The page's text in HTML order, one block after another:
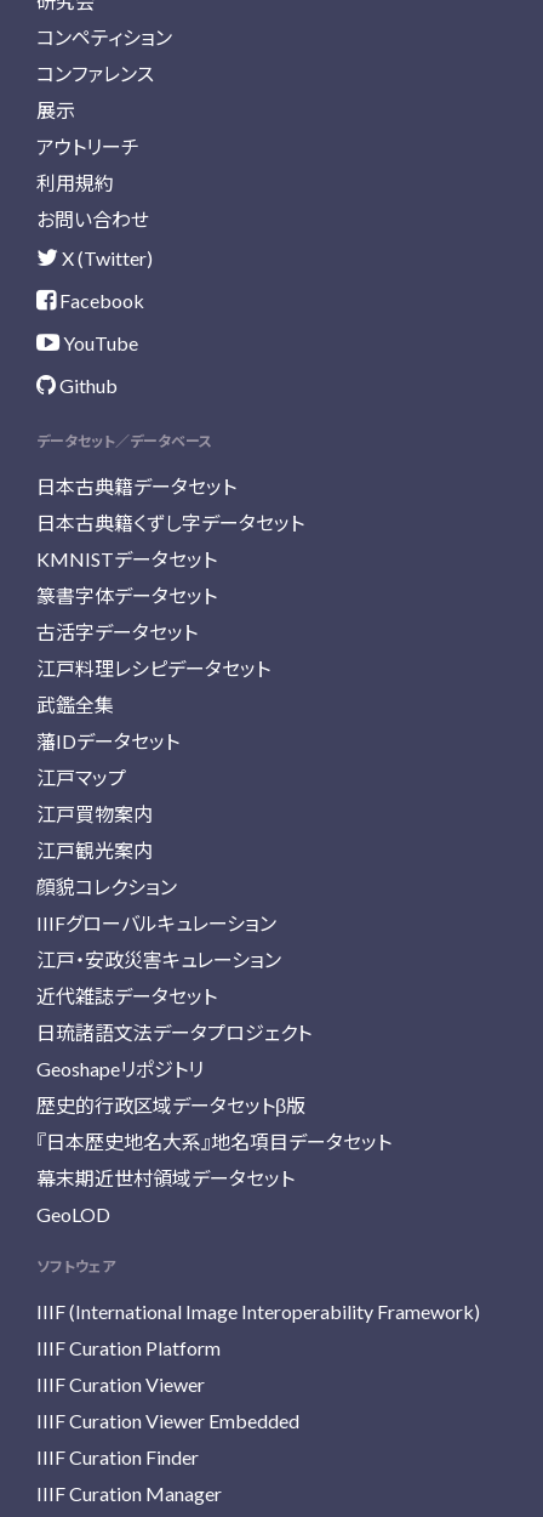
コンペティション
コンファレンス
展示
アウトリーチ
利用規約
お問い合わせ
X (Twitter)
Facebook
YouTube
Github
データセット／データベース
日本古典籍データセット
日本古典籍くずし字データセット
KMNISTデータセット
篆書字体データセット
古活字データセット
江戸料理レシピデータセット
武鑑全集
藩IDデータセット
江戸マップ
江戸買物案内
江戸観光案内
顔貌コレクション
IIIFグローバルキュレーション
江戸・安政災害キュレーション
近代雑誌データセット
日琉諸語文法データプロジェクト
Geoshapeリポジトリ
歴史的行政区域データセットβ版
『日本歴史地名大系』地名項目データセット
幕末期近世村領域データセット
GeoLOD
ソフトウェア
IIIF (International Image Interoperability Framework)
IIIF Curation Platform
IIIF Curation Viewer
IIIF Curation Viewer Embedded
IIIF Curation Finder
IIIF Curation Manager